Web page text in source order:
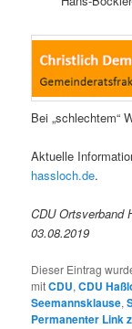
Bei „schlechtem“
Aktuelle
hassloch.de.
CDU Ortsverband
03.08.2019
Dieser Eintrag
mitCDU,CDU
Seemannsklause,
Permanenter Link